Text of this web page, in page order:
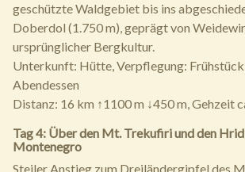
geschützte Waldgebiet bis ins
Doberdol (1.750 m), geprägt von
ursprünglicher Bergkultur.
Unterkunft: Hütte, Verpflegung:
Abendessen
Distanz: 16 km ↑1100 m ↓450 m, Gehzeit
Tag 4: Über den Mt. Trekufiri und den Hrid
Montenegro
Steiler Anstieg zum Dreiländergipfel des